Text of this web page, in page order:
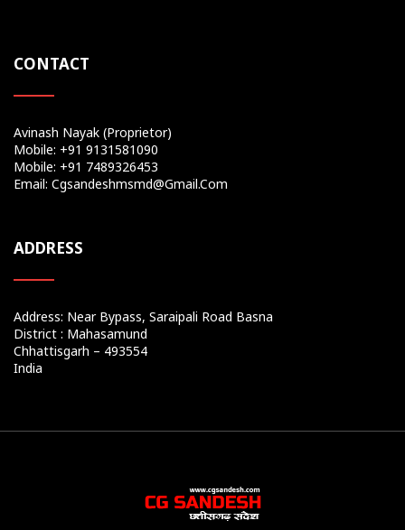
CONTACT
Avinash Nayak (Proprietor)
Mobile: +91 9131581090
Mobile: +91 7489326453
Email: Cgsandeshmsmd@gmail.com
ADDRESS
Address: Near Bypass, Saraipali Road Basna
District : Mahasamund
Chhattisgarh – 493554
India